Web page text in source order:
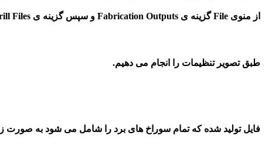
از منوی File گزینه ی Fabrication Outputs و سپس گزینه ی NC Drill Files را انتخاب می کنیم.
طبق تصویر تنظیمات را انجام می دهیم.
فایل تولید شده که تمام سوراخ های برد را شامل می شود به صورت